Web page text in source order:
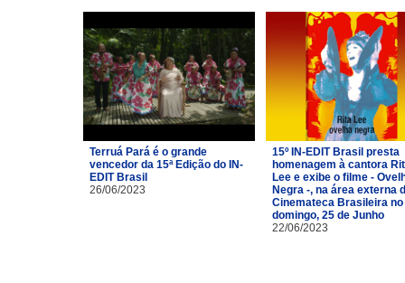
Terruá Pará é o grande
vencedor da 15ª Edição do IN-
EDIT Brasil
26/06/2023
15º IN-EDIT Brasil presta
homenagem à cantora
Lee e exibe o filme -
Negra -, na área externa
Cinemateca Brasileira no
domingo, 25 de Junho
22/06/2023